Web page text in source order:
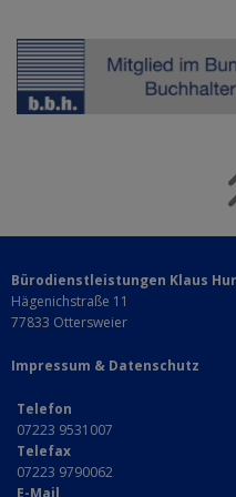
Bürodienstleistungen Klaus
Hägenichstraße 11
77833 Ottersweier
Impressum & Datenschutz
Telefon
07223 9531007
Telefax
07223 9790062